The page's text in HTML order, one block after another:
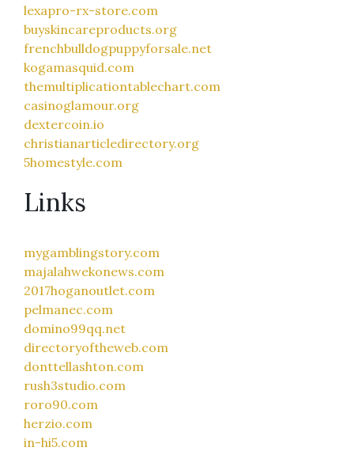
lexapro-rx-store.com
buyskincareproducts.org
frenchbulldogpuppyforsale.net
kogamasquid.com
themultiplicationtablechart.com
casinoglamour.org
dextercoin.io
christianarticledirectory.org
5homestyle.com
Links
mygamblingstory.com
majalahwekonews.com
2017hoganoutlet.com
pelmanec.com
domino99qq.net
directoryoftheweb.com
donttellashton.com
rush3studio.com
roro90.com
herzio.com
in-hi5.com